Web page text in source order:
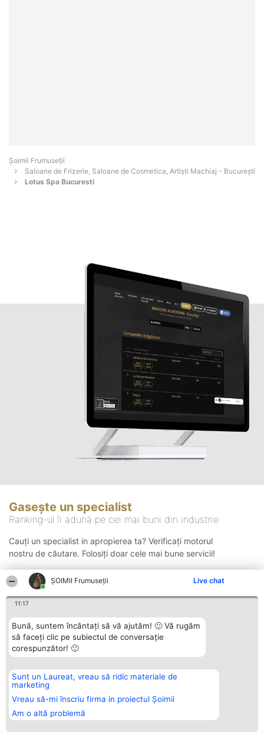
ȘOIMII Frumuseții Live chat
11:17
Bună, suntem încântați să vă ajutăm! 🙂 Vă rugăm
să faceți clic pe subiectul de conversație
corespunzător! 🙂
Sunt un Laureat, vreau să ridic materiale de
marketing
Vreau să-mi înscriu firma in proiectul Șoimii
Am o altă problemă
Șoimii Frumuseții
Saloane de Frizerie, Saloane de Cosmetica, Artiști Machiaj - Bucureşti
Lotus Spa Bucuresti
Gasește un specialist
Ranking-ul îi adună pe cei mai buni din industrie
Cauți un specialist in apropierea ta? Verificați motorul
nostru de căutare. Folosiți doar cele mai bune servicii!
Organizator Ranking
BRIGHT SOLUTIONS BR SRL
Aleea Timisul De Sus 2 Bl. A30
Sc. A Et. 4 Ap. 13 Cod 061952
București
CUI 36737675
Plebiscyt
Lista Tuturor
Laureaților
Statut
Contact